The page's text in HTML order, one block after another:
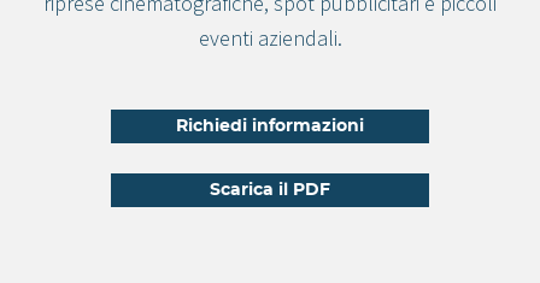
eventi aziendali.
Richiedi informazioni
Scarica il PDF